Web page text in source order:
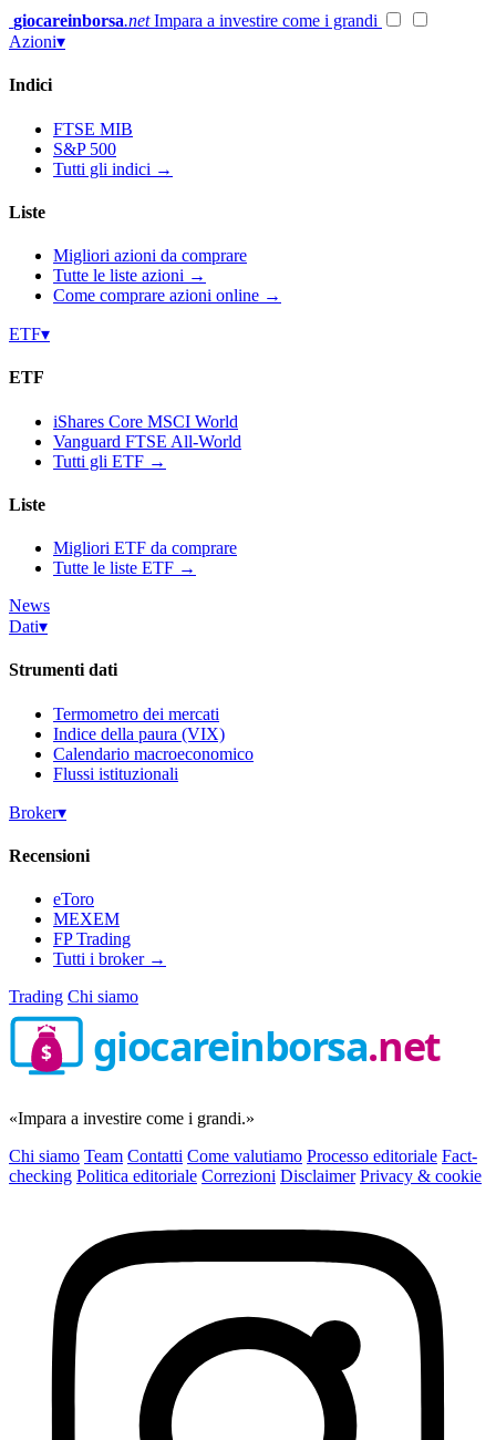
Vai
al
giocareinborsa.net Impara a investire come i grandi
Azioni▾
Indici
FTSE MIB
S&P 500
Tutti gli indici →
Liste
Migliori azioni da comprare
Tutte le liste azioni →
Come comprare azioni online →
ETF▾
ETF
iShares Core MSCI World
Vanguard FTSE All-World
Tutti gli ETF →
Liste
Migliori ETF da comprare
Tutte le liste ETF →
News
Dati▾
Strumenti dati
Termometro dei mercati
Indice della paura (VIX)
Calendario macroeconomico
Flussi istituzionali
Broker▾
Recensioni
eToro
MEXEM
FP Trading
Tutti i broker →
Trading Chi siamo
$ giocareinborsa.net
«Impara a investire come i grandi.»
Chi siamo Team Contatti Come valutiamo Processo editoriale Fact-
checking Politica editoriale Correzioni Disclaimer Privacy & cookie